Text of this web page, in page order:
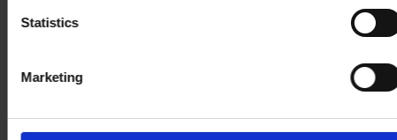
Statistics
Marketing